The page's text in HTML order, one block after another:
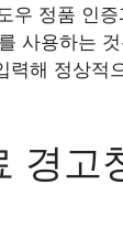
우 정품 인
사용하는
해 정상적
경고